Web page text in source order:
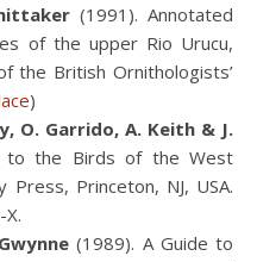
(1991). Annotated
of the upper Rio Urucu,
the British Ornithologists’
)
O. Garrido, A. Keith & J.
to the Birds of the West
Princeton, NJ, USA.
(1989). A Guide to